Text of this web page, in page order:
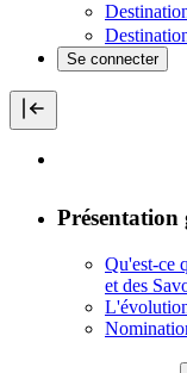
Se connecter
Présentation
Qu'est-ce
et des